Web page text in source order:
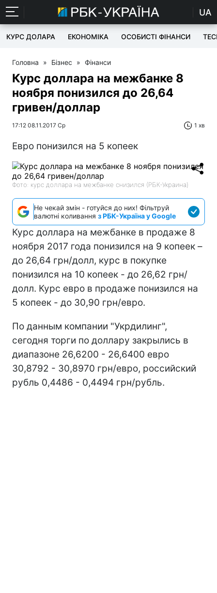
UA
КУРС ДОЛАРА ЕКОНОМІКА ОСОБИСТІ ФІНАНСИ
Головна » Бізнес » Фінанси
Курс доллара на межбанке 8
ноября понизился до 26,64
гривен/доллар
17:12 08.11.2017 Ср 1 хв
Евро понизился на 5 копеек
Фото: курс доллара на межбанке снизился (РБК-Украина)
Не чекай змін - готуйся до них! Фільтруй
валютні коливання з РБК-Україна у Google
Курс доллара на межбанке в продаже 8
ноября 2017 года понизился на 9 копеек –
до 26,64 грн/долл, курс в покупке
понизился на 10 копеек - до 26,62 грн/
долл. Курс евро в продаже понизился на
5 копеек - до 30,90 грн/евро.
По данным компании "Укрдилинг",
сегодня торги по доллару закрылись в
диапазоне 26,6200 - 26,6400 евро
30,8792 - 30,8970 грн/евро, российский
рубль 0,4486 - 0,4494 грн/рубль.